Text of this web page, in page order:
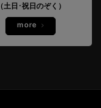
（土日･祝日のぞく）
more